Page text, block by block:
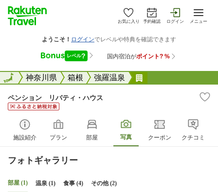
お気に入り 予約確認 ログイン メニュー
全国神奈川県 箱根 強羅温泉
全国
ペンション リバティ・ハウス
施設紹介 プラン 部屋 写真 クーポン クチコミ
フォトギャラリー
部屋 (1) 温泉 (1) 食事 (4) その他 (2)